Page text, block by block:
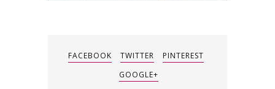
FACEBOOK TWITTER
PINTEREST
GOOGLE+